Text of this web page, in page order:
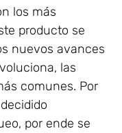
los más
producto se
nuevos avances
las
comunes. Por
por ende se